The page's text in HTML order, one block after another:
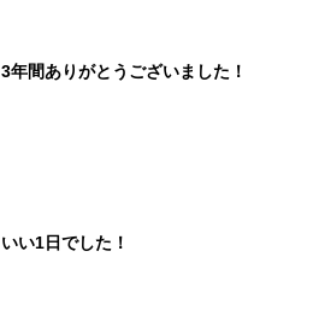
3年間ありがとうございました！
いい1日でした！